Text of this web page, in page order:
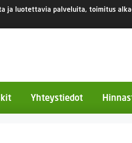
ja luotettavia palveluita, toimitus
Yhteystiedot